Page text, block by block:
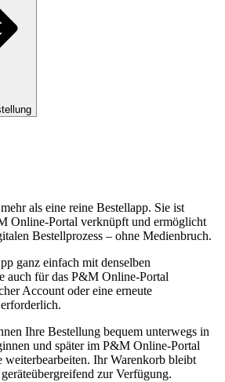
als eine reine Bestellapp. Sie ist
Online-Portal verknüpft und ermöglicht
Bestellprozess – ohne Medienbruch.
ganz einfach mit denselben
auch für das P&M Online-Portal
Account oder eine erneute
Ihre Bestellung bequem unterwegs in
und später im P&M Online-Portal
weiterbearbeiten. Ihr Warenkorb bleibt
zur Verfügung.